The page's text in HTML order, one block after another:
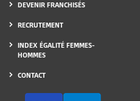
DEVENIR FRANCHISÉS
RECRUTEMENT
INDEX ÉGALITÉ FEMMES-
HOMMES
CONTACT